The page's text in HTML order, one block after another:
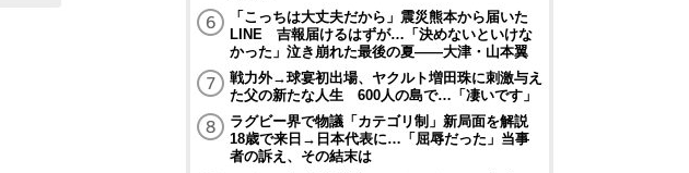
「こっちは大丈夫だから」震災熊本から届いた
LINE 吉報届けるはずが…「決めないといけな
かった」泣き崩れた最後の夏――大津・山本翼
戦力外→球宴初出場、ヤクルト増田珠に刺激与え
た父の新たな人生 600人の島で…「凄いです」
ラグビー界で物議「カテゴリ制」新局面を解説
18歳で来日→日本代表に…「屈辱だった」当事
者の訴え、その結末は